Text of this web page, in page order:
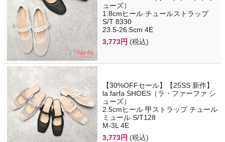
ューズ）
1.8cmヒール チュールストラップ
S/T 8330
23.5-26.5cm 4E
3,773円 (税込)
【30%OFFセール】【25SS 新作】
la farfa SHOES（ラ・ファーファ シ
ューズ）
2.5cmヒール 甲ストラップ チュール
ミュール S/T128
M-3L 4E
3,773円 (税込)